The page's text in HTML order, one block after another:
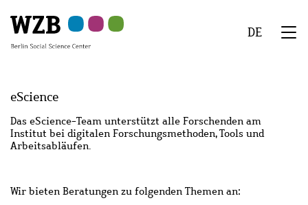
to
main
to
navigation
to
search
to
second
to
footer
DE
eScience
​Das eScience-Team unterstützt alle Forschenden am
Institut bei digitalen Forschungsmethoden, Tools und
Arbeitsabläufen.
Wir bieten Beratungen zu folgenden Themen an: